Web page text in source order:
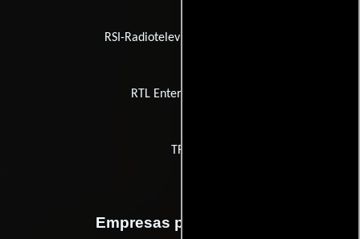
RSI-Radiotelevisione Svizzera
RTL Entertainment
TF1
Empresas productoras